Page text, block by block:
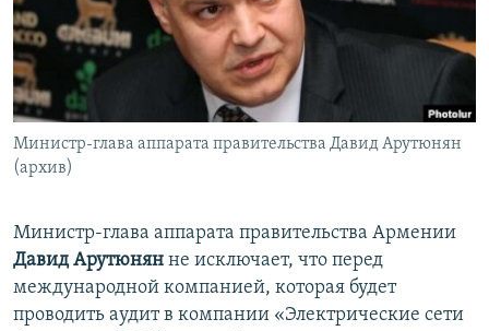
English
Русский
Все сайты Радио Азатутюн
Министр-глава аппарата правительства Давид Арутюнян
(архив)
Министр-глава аппарата правительства Армении
Давид Арутюнян не исключает, что перед
международной компанией, которая будет
проводить аудит в компании «Электрические сети